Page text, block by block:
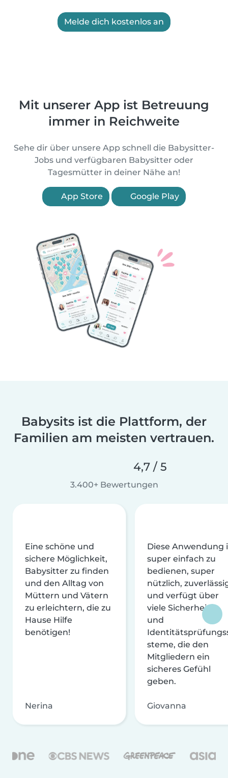
Melde dich kostenlos an
Mit unserer App ist Betreuung
immer in Reichweite
Sehe dir über unsere App schnell die Babysitter-
Jobs und verfügbaren Babysitter oder
Tagesmütter in deiner Nähe an!
App Store Google Play
Babysits ist die Plattform, der
Familien am meisten vertrauen.
4,7 / 5
3.400+ Bewertungen
Eine schöne und
sichere Möglichkeit,
Babysitter zu finden
und den Alltag von
Müttern und Vätern
zu erleichtern, die zu
Hause Hilfe
benötigen!
Nerina
Diese Anwendung
super einfach zu
bedienen, super
nützlich,
und verfügt über
viele Sicherheits-
und
steme, die den
Mitgliedern ein
sicheres Gefühl
geben.
Giovanna